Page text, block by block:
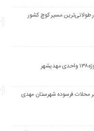
طولانی‌ترین مسیر کوچ کشور
محلات فرسوده شهرستان مهدی